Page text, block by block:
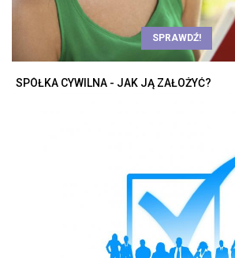
SPRAWDŹ!
SPÓŁKA CYWILNA - JAK JĄ ZAŁOŻYĆ?